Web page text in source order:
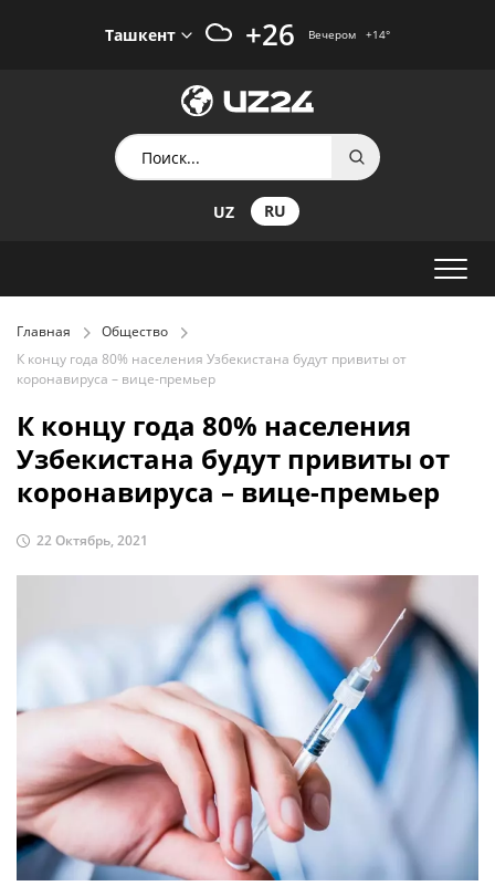
Ташкент +26 Вечером +14°
UZ RU
Главная
Общество
К концу года 80% населения Узбекистана будут привиты от
коронавируса – вице-премьер
К концу года 80% населения
Узбекистана будут привиты от
коронавируса – вице-премьер
22 Октябрь, 2021